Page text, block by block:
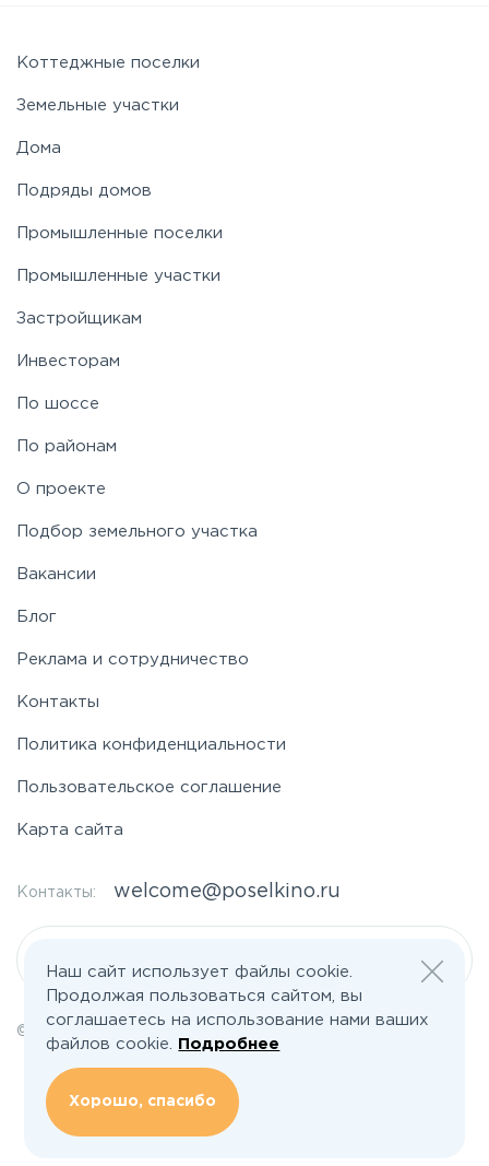
Коттеджные поселки
Земельные участки
Дома
Подряды домов
Промышленные поселки
Промышленные участки
Застройщикам
Инвесторам
По шоссе
По районам
О проекте
Подбор земельного участка
Вакансии
Блог
Реклама и сотрудничество
Контакты
Политика конфиденциальности
Пользовательское соглашение
Карта сайта
Контакты: welcome@poselkino.ru
© 2026 Все права защищены | poselkino.ru
ИП Маслов Дмитрий Валерьевич
ИНН 503406273833
+79647266008
142613, Московская область, Орехово-Зуево, ул. Северная, д.14, кв.145
Наш сайт использует файлы cookie.
Продолжая пользоваться сайтом, вы
соглашаетесь на использование нами ваших
файлов cookie.
Подробнее
Хорошо, спасибо